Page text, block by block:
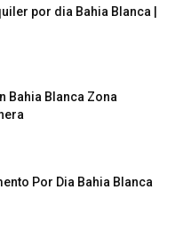
por dia Bahia Blanca |
Bahia Blanca Zona
Por Dia Bahia Blanca